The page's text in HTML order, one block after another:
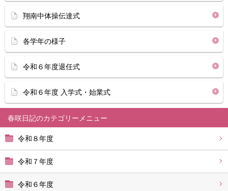
春咲日記
令和８年度
令和７年度
令和６年度
翔南中体操伝達式
各学年の様子
令和６年度退任式
令和６年度 入学式・始業式